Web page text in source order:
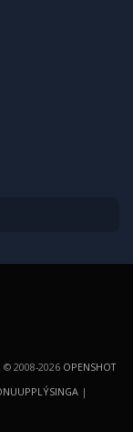
© 2008-2026 OPENSHOT
|